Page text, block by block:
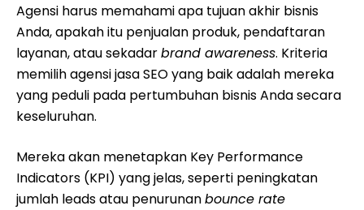
Agensi harus memahami apa tujuan akhir bisnis
Anda, apakah itu penjualan produk, pendaftaran
layanan, atau sekadarbrand awareness. Kriteria
memilih agensi jasa SEO yang baik adalah mereka
yang peduli pada pertumbuhan bisnis Anda secara
keseluruhan.
Mereka akan menetapkan Key Performance
Indicators (KPI) yang jelas, seperti peningkatan
jumlah leads atau penurunanbounce rate